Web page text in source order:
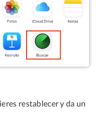
restablecer y da un